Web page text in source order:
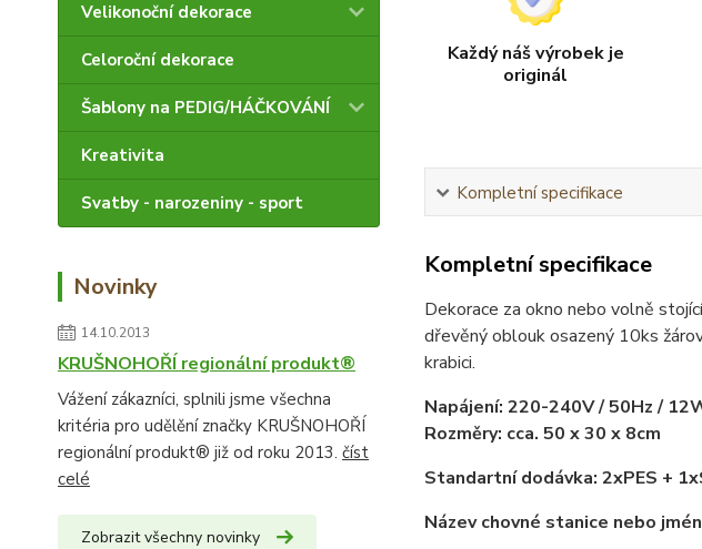
Velikonoční dekorace
Celoroční dekorace
Šablony na PEDIG/HÁČKOVÁNÍ
Kreativita
Svatby - narozeniny - sport
Novinky
14.10.2013
KRUŠNOHOŘÍ regionální produkt®
Vážení zákazníci, splnili jsme všechna
kritéria pro udělění značky KRUŠNOHOŘÍ
regionální produkt® již od roku 2013. číst
celé
Zobrazit všechny novinky
Každý náš výrobek je
originál
Kompletní specifikace
Kompletní specifikace
Dekorace za okno nebo volně
dřevěný oblouk osazený 10ks
krabici.
Napájení: 220-240V / 50Hz /
Rozměry: cca. 50 x 30 x 8cm
Standartní dodávka: 2xPES +
Název chovné stanice nebo